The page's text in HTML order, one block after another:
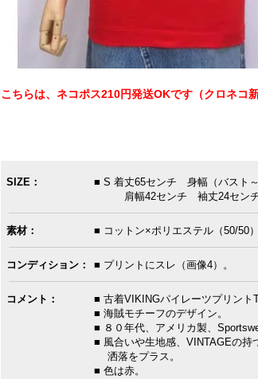
こちらは、ネコポス210円発送OKです（クロネコ新
SIZE：
■ S 着丈65センチ 身幅（バスト
肩幅42センチ 袖丈24セン
素材： ■ コットン×ポリエステル（50/50）
コンディション： ■ プリントにスレ（画像4）。
コメント：
■ 古着VIKINGパイレーツプリントT
■ 海賊モチーフのデザイン。
■ ８０年代、アメリカ製、
■ 風合いや生地感、VINTAGEの持
洒落をプラス。
■ 色は赤。